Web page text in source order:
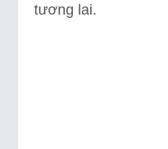
tương lai.